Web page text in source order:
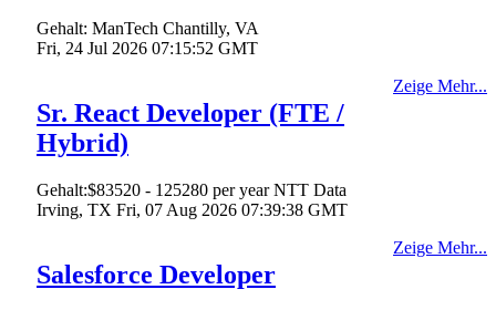
Gehalt: ManTech Chantilly, VA
Fri, 24 Jul 2026 07:15:52 GMT
Sr. React Developer (FTE /
Hybrid)
Gehalt:$83520 - 125280 per year NTT Data
Irving, TX Fri, 07 Aug 2026 07:39:38 GMT
Zeige Mehr...
Salesforce Developer
Zeige Mehr...